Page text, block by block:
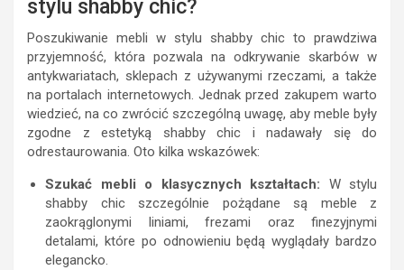
stylu shabby chic?
Poszukiwanie mebli w stylu shabby chic to prawdziwa
przyjemność, która pozwala na odkrywanie skarbów w
antykwariatach, sklepach z używanymi rzeczami, a także
na portalach internetowych. Jednak przed zakupem warto
wiedzieć, na co zwrócić szczególną uwagę, aby meble były
zgodne z estetyką shabby chic i nadawały się do
odrestaurowania. Oto kilka wskazówek:
Szukać mebli o klasycznych kształtach: W stylu
shabby chic szczególnie pożądane są meble z
zaokrąglonymi liniami, frezami oraz finezyjnymi
detalami, które po odnowieniu będą wyglądały bardzo
elegancko.